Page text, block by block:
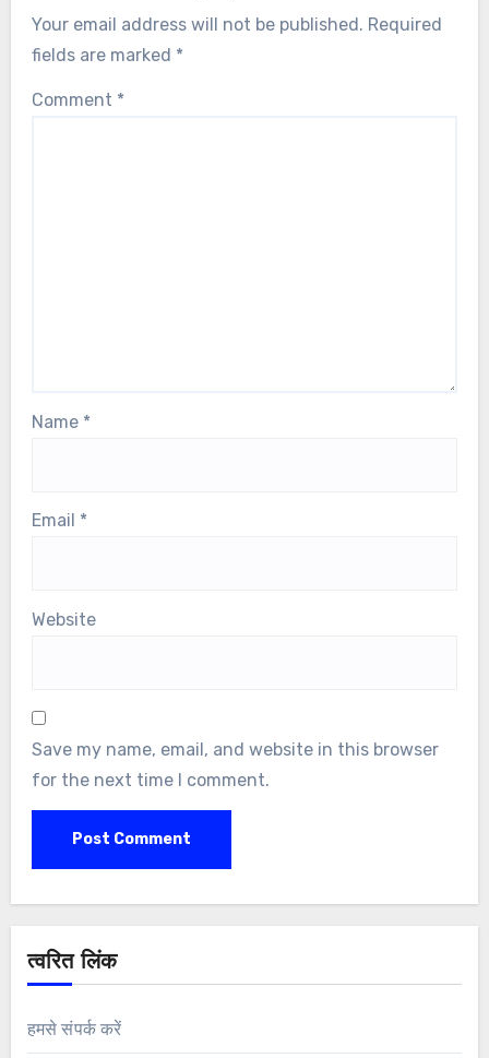
Your email address will not be published. Required
fields are marked *
Comment *
Name *
Email *
Website
Save my name, email, and website in this browser
for the next time I comment.
त्वरित लिंक
हमसे संपर्क करें